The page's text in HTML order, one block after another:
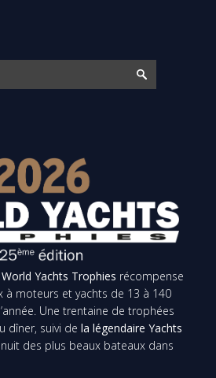
World Yachts Trophies récompense
à moteurs et yachts de 13 à 140
Une trentaine de trophées
dîner, suivi de la légendaire Yachts
des plus beaux bateaux dans